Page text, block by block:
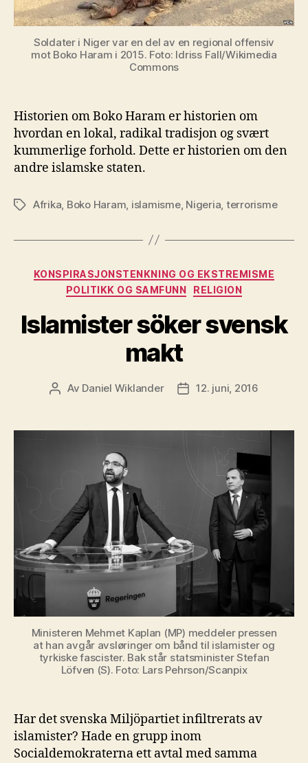
Soldater i Niger var en del av en regional offensiv
mot Boko Haram i 2015. Foto: Idriss Fall/Wikimedia
Commons
Historien om Boko Haram er historien om
hvordan en lokal, radikal tradisjon og svært
kummerlige forhold. Dette er historien om den
andre islamske staten.
Stikkord
Afrika Boko Haram islamisme, Nigeria terrorisme
Kategorier
KONSPIRASJONSTENKNING OG EKSTREMISME
POLITIKK OG SAMFUNN
RELIGION
Islamister söker svensk
makt
Innleggsforfatter
Av Daniel Wiklander Publiseringsdato
12. juni, 2016
Ministeren Mehmet Kaplan (MP) meddeler pressen
at han avgår avsløringer om bånd til islamister og
tyrkiske fascister. Bak står statsminister Stefan
Löfven (S). Foto: Lars Pehrson/Scanpix
Har det svenska Miljöpartiet infiltrerats av
islamister? Hade en grupp inom
Socialdemokraterna ett avtal med samma